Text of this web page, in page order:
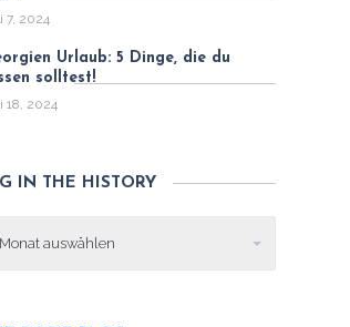
7, 2024
Urlaub: 5 Dinge, die du
solltest!
18, 2024
IN THE HISTORY